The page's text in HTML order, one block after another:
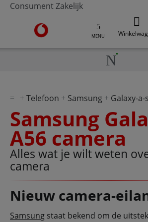
Consument Zakelijk
Ga naar de Vodafone
MENU
Telefoon Samsung Galaxy-a-
Samsung
A56 camera
Alles wat je wilt weten
camera
Nieuw camera-
Samsung staat bekend om de